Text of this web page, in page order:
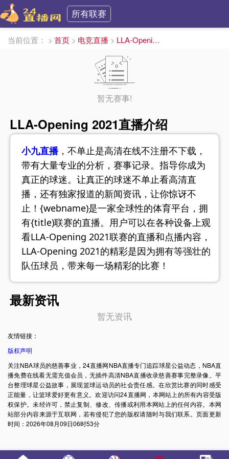
所有联赛
当前位置： > 首页 > 电竞直播 > LLA-Opening 2021直播
暂无赛事!
LLA-Opening 2021直播介绍
小九直播，不单止是高清在线不注册不下载，
带有大量专业的分析，赛事记录。指导你成为
真正的球迷。让真正的球迷不单止看高清直
播，还有独家报道的新闻资讯，让你惊讶不
止！{webname)是一家全球性的体育平台，拥
有{title)联赛的直播。用户可以在各种设备上观
看LLA-Opening 2021联赛的直播和点播内容，
LLA-Opening 2021的精彩是因为拥有等强壮的
队伍球员，带来每一场精彩的比赛！
最新资讯
暂无资讯
友情链接：
版权声明
关注NBA球员的慈善事业，24直播网NBA直播专门追踪球星公益动态，NBA直
播免费在线看无需充值会员，无插件高清NBA直播收录慈善赛事完整录像。平
台整理球星公益故事，展现篮球运动员的社会责任感。在欣赏比赛的同时感受
正能量，让篮球爱好更有意义。欢迎访问24直播网，本网站上的所有内容受版
权保护。未经许可，禁止复制、修改、传播或利用本网站上的任何内容。本网
站部分内容来源于互联网，若有侵犯了您的版权请随时与我们联系。页面更新
时间：2026年08月09日06时53分